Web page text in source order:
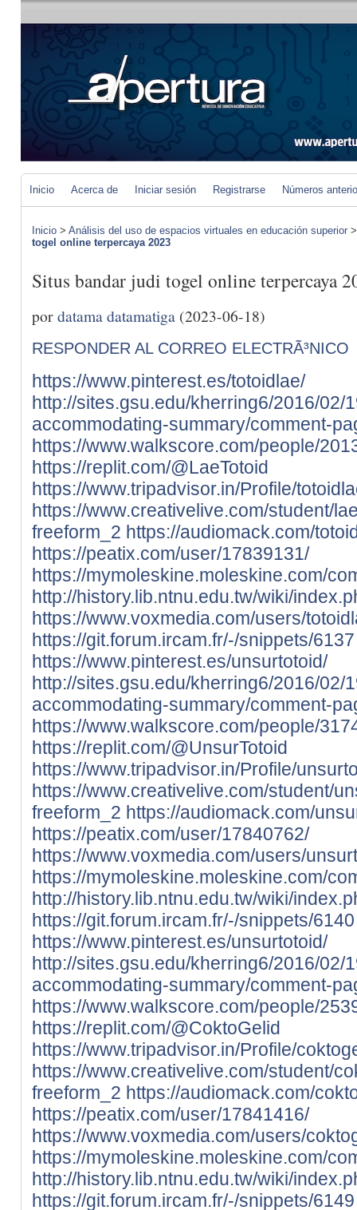
Inicio Acerca de Iniciar sesión Registrarse Números
Inicio > Análisis del uso de espacios virtuales en educación superior
togel online terpercaya 2023
Situs bandar judi togel online terpercaya
pordatama datamatiga (2023-06-18)
RESPONDER AL CORREO ELECTRÃ³NICO
https://www.pinterest.es/totoidlae/
http://sites.gsu.edu/kherring6/2016/02/
accommodating-summary/comment-
https://www.walkscore.com/people/
https://replit.com/@LaeTotoid
https://www.tripadvisor.in/Profile/
https://www.creativelive.com/student/
freeform_2 https://audiomack.com/
https://peatix.com/user/17839131/
https://mymoleskine.moleskine.com/
http://history.lib.ntnu.edu.tw/wiki/
https://www.voxmedia.com/users/
https://git.forum.ircam.fr/-/snippets/6137
https://www.pinterest.es/unsurtotoid/
http://sites.gsu.edu/kherring6/2016/02/
accommodating-summary/comment-
https://www.walkscore.com/people/
https://replit.com/@UnsurTotoid
https://www.tripadvisor.in/Profile/
https://www.creativelive.com/student/
freeform_2 https://audiomack.com/
https://peatix.com/user/17840762/
https://www.voxmedia.com/users/
https://mymoleskine.moleskine.com/
http://history.lib.ntnu.edu.tw/wiki/
https://git.forum.ircam.fr/-/snippets/6140
https://www.pinterest.es/unsurtotoid/
http://sites.gsu.edu/kherring6/2016/02/
accommodating-summary/comment-
https://www.walkscore.com/people/
https://replit.com/@CoktoGelid
https://www.tripadvisor.in/Profile/
https://www.creativelive.com/student/
freeform_2 https://audiomack.com/
https://peatix.com/user/17841416/
https://www.voxmedia.com/users/
https://mymoleskine.moleskine.com/
http://history.lib.ntnu.edu.tw/wiki/
https://git.forum.ircam.fr/-/snippets/6149